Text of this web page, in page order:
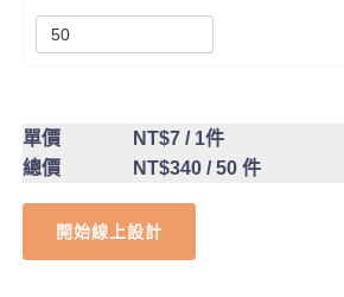
單價 NT$7/ 1件
總價
NT$340/ 50 件
開始線上設計